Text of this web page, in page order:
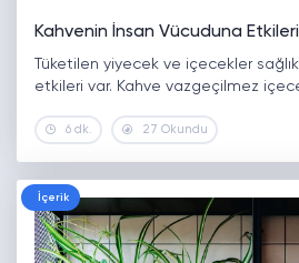
Kahvenin İnsan Vücuduna
Tüketilen yiyecek ve içecekler
etkileri var. Kahve vazgeçilmez
6 dk. 27 Okundu
İçerik